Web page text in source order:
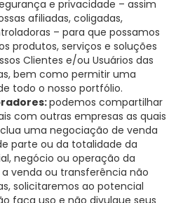
e privacidade – assim
afiliadas, coligadas,
– para que possamos
produtos, serviços e soluções
Clientes e/ou Usuários das
bem como permitir uma
todo o nosso portfólio.
podemos compartilhar
com outras empresas as quais
uma negociação de venda
parte ou da totalidade da
negócio ou operação da
a venda ou transferência não
solicitaremos ao potencial
faça uso e não divulgue seus